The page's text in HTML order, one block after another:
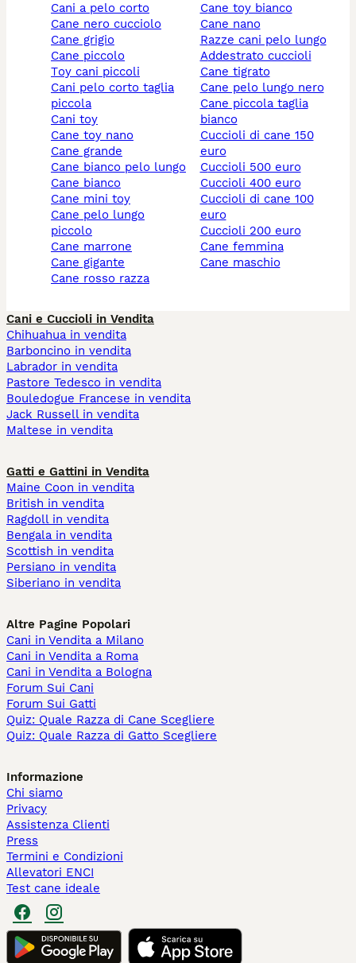
cani a pelo corto
cane nero cucciolo
cane grigio
cane piccolo
toy cani piccoli
cani pelo corto taglia
piccola
cani toy
cane toy nano
cane grande
cane bianco pelo lungo
cane bianco
cane mini toy
cane pelo lungo
piccolo
cane marrone
cane gigante
cane rosso razza
cane toy bianco
cane nano
razze cani pelo lungo
addestrato cuccioli
cane tigrato
cane pelo lungo nero
cane piccola taglia
bianco
cuccioli di cane 150
euro
cuccioli 500 euro
cuccioli 400 euro
cuccioli di cane 100
euro
cuccioli 200 euro
cane femmina
cane maschio
Cani e Cuccioli in Vendita
Chihuahua in vendita
Barboncino in vendita
Labrador in vendita
Pastore Tedesco in vendita
Bouledogue Francese in vendita
Jack Russell in vendita
Maltese in vendita
Gatti e Gattini in Vendita
Maine Coon in vendita
British in vendita
Ragdoll in vendita
Bengala in vendita
Scottish in vendita
Persiano in vendita
Siberiano in vendita
Altre Pagine Popolari
Cani in Vendita a Milano
Cani in Vendita a Roma
Cani in Vendita a Bologna
Forum Sui Cani
Forum Sui Gatti
Quiz: Quale Razza di Cane Scegliere
Quiz: Quale Razza di Gatto Scegliere
Informazione
Chi siamo
Privacy
Assistenza Clienti
Press
Termini e Condizioni
Allevatori ENCI
Test cane ideale